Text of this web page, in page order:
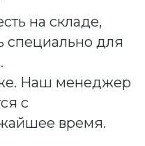
на складе,
специально для
Наш менеджер
с
время.